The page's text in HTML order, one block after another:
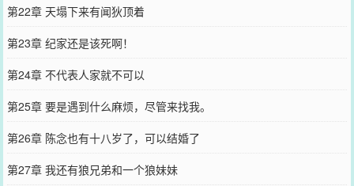
第22章 天塌下来有闻狄顶着
第23章 纪家还是该死啊！
第24章 不代表人家就不可以
第25章 要是遇到什么麻烦，尽管来找我。
第26章 陈念也有十八岁了，可以结婚了
第27章 我还有狼兄弟和一个狼妹妹